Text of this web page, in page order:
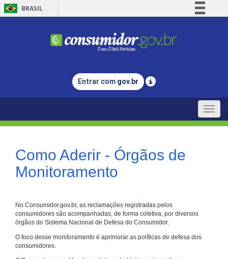
BRASIL
Comunica BR
Legislação
Entrar com gov.br
Toggle
Como Aderir - Órgãos de
Monitoramento
No Consumidor.gov.br, as reclamações registradas pelos
consumidores são acompanhadas, de forma coletiva, por diversos
órgãos do Sistema Nacional de Defesa do Consumidor.
O foco desse monitoramento é aprimorar as políticas de defesa dos
consumidores.